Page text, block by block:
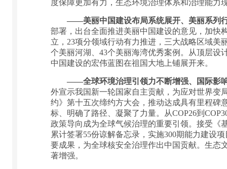
度保障更加有力，生态环境治理体系和治理能力
——美丽中国建设布局系统展开、美丽系列
部署，出台全面推进美丽中国建设的意见，加快
立，23项分领域行动有力推进，三大战略区域美
个美丽河湖、43个美丽海湾优秀案例。从顶层
中国建设的宏伟蓝图在祖国大地上铺展开来。
——全球环境治理引领力不断增强、国际影
外宣示我国新一轮国家自主贡献，为应对世界变
约》第十五次缔约方大会，推动达成具有里程碑
标、明确了路径、凝聚了力量。从COP26到
政策导向成为全球气候治理的重要引领。接受《
累计签署55份谅解备忘录，实施300期能力建设
要成果，为全球核安全治理作出中国贡献。生态
著增强。